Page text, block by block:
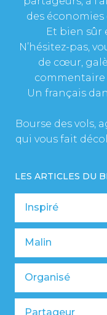
des
Et bien sûr
N’hésitez-pas,
de cœur,
commentaire
Un français
Bourse des vols,
qui vous fait
LES ARTICLES DU
Inspiré
Malin
Organisé
Partageur